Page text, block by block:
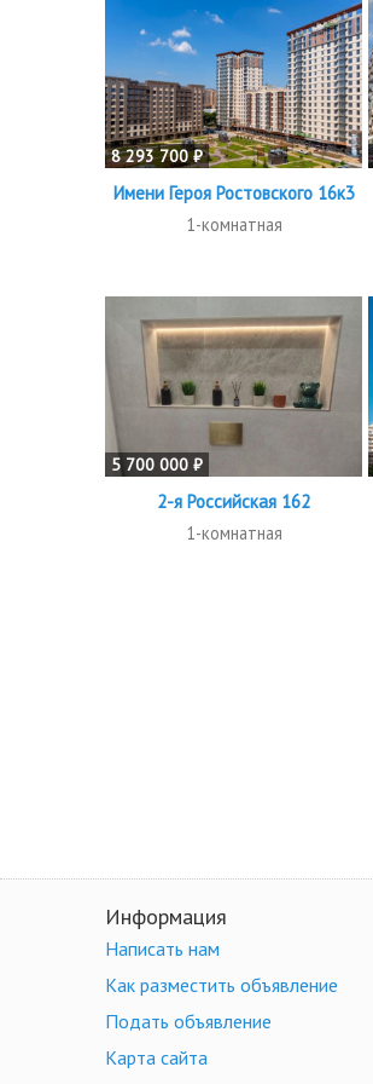
8 293 700 ₽
Имени Героя Ростовского 16к3
1-комнатная
5 700 000 ₽
2-я Российская 162
1-комнатная
Информация
Написать нам
Как разместить объявление
Подать объявление
Карта сайта